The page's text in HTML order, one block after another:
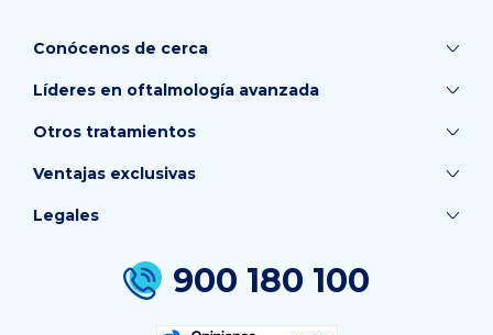
Conócenos de cerca
Líderes en oftalmología avanzada
Otros tratamientos
Ventajas exclusivas
900 180 100
Legales